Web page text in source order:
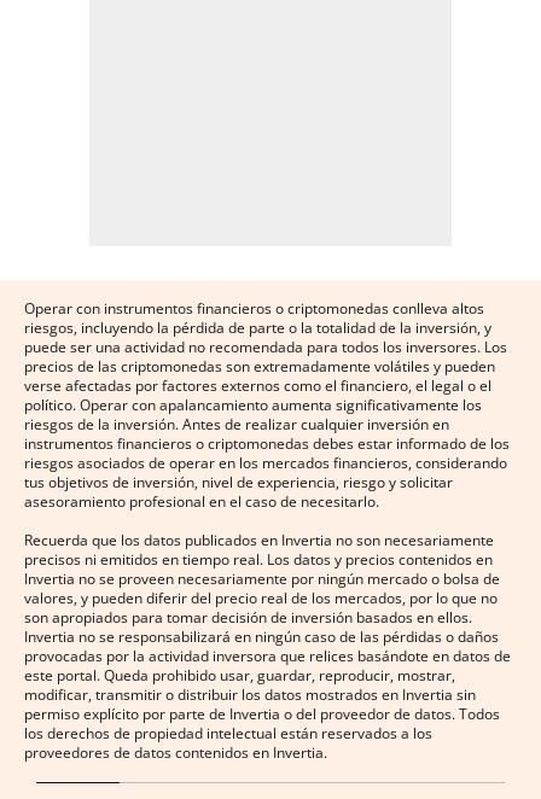
Operar con instrumentos financieros o criptomonedas conlleva altos
riesgos, incluyendo la pérdida de parte o la totalidad de la inversión, y
puede ser una actividad no recomendada para todos los inversores. Los
precios de las criptomonedas son extremadamente volátiles y pueden
verse afectadas por factores externos como el financiero, el legal o el
político. Operar con apalancamiento aumenta significativamente los
riesgos de la inversión. Antes de realizar cualquier inversión en
instrumentos financieros o criptomonedas debes estar informado de los
riesgos asociados de operar en los mercados financieros, considerando
tus objetivos de inversión, nivel de experiencia, riesgo y solicitar
asesoramiento profesional en el caso de necesitarlo.
Recuerda que los datos publicados en Invertia no son necesariamente
precisos ni emitidos en tiempo real. Los datos y precios contenidos en
Invertia no se proveen necesariamente por ningún mercado o bolsa de
valores, y pueden diferir del precio real de los mercados, por lo que no
son apropiados para tomar decisión de inversión basados en ellos.
Invertia no se responsabilizará en ningún caso de las pérdidas o daños
provocadas por la actividad inversora que relices basándote en datos de
este portal. Queda prohibido usar, guardar, reproducir, mostrar,
modificar, transmitir o distribuir los datos mostrados en Invertia sin
permiso explícito por parte de Invertia o del proveedor de datos. Todos
los derechos de propiedad intelectual están reservados a los
proveedores de datos contenidos en Invertia.